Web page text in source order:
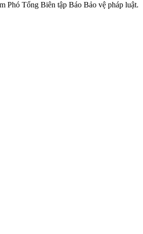
Phó Tổng Biên tập Báo Bảo vệ pháp luật.